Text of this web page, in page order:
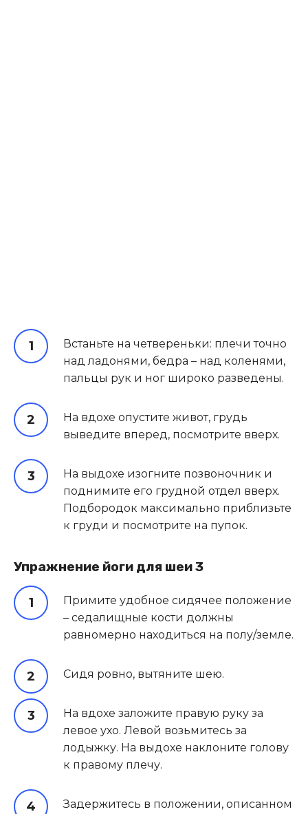
Встаньте на четвереньки: плечи точно
над ладонями, бедра – над коленями,
пальцы рук и ног широко разведены.
На вдохе опустите живот, грудь
выведите вперед, посмотрите вверх.
На выдохе изогните позвоночник и
поднимите его грудной отдел вверх.
Подбородок максимально приблизьте
к груди и посмотрите на пупок.
Упражнение йоги для шеи 3
Примите удобное сидячее положение
– седалищные кости должны
равномерно находиться на полу/земле.
Сидя ровно, вытяните шею.
На вдохе заложите правую руку за
левое ухо. Левой возьмитесь за
лодыжку. На выдохе наклоните голову
к правому плечу.
Задержитесь в положении, описанном